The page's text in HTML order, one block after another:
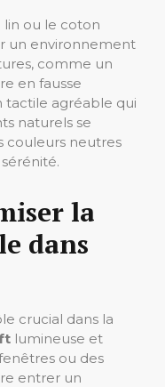
lin ou le coton
un environnement
comme un
en fausse
tactile agréable qui
naturels se
couleurs neutres
la
dans
crucial dans la
lumineuse et
ou des
entrer un